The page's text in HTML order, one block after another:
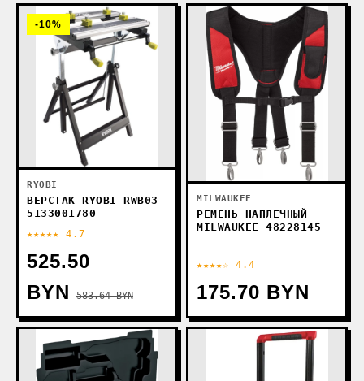
-10%
RYOBI
ВЕРСТАК RYOBI RWB03
5133001780
★★★★★ 4.7
525.50
BYN
583.64 BYN
MILWAUKEE
РЕМЕНЬ НАПЛЕЧНЫЙ
MILWAUKEE 48228145
★★★★☆ 4.4
175.70 BYN